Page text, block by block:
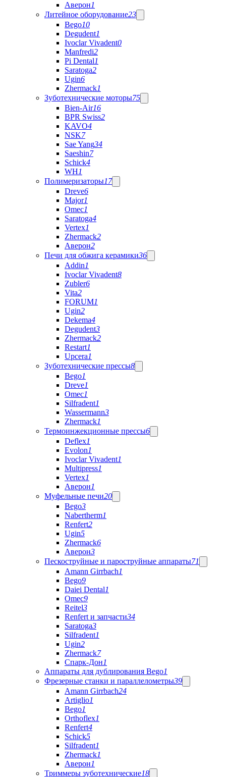
Аверон1
Литейное оборудование23
Bego10
Degudent1
Ivoclar Vivadent0
Manfredi2
Pi Dental1
Saratoga2
Ugin6
Zhermack1
Зуботехнические моторы75
Bien-Air16
BPR Swiss2
KAVO4
NSK7
Sae Yang34
Saeshin7
Schick4
WH1
Полимеризаторы17
Dreve6
Major1
Omec1
Saratoga4
Vertex1
Zhermack2
Аверон2
Печи для обжига керамики36
Addin1
Ivoclar Vivadent8
Zubler6
Vita2
FORUM1
Ugin2
Dekema4
Degudent3
Zhermack2
Restart1
Upcera1
Зуботехнические прессы8
Bego1
Dreve1
Omec1
Silfradent1
Wassermann3
Zhermack1
Термоинжекционные прессы6
Deflex1
Evolon1
Ivoclar Vivadent1
Multipress1
Vertex1
Аверон1
Муфельные печи20
Bego3
Nabertherm1
Renfert2
Ugin5
Zhermack6
Аверон3
Пескоструйные и пароструйные аппараты71
Amann Girrbach1
Bego9
Daiei Dental1
Omec9
Reitel3
Renfert и запчасти34
Saratoga3
Silfradent1
Ugin2
Zhermack7
Спарк-Дон1
Аппараты для дублирования Bego1
Фрезерные станки и параллелометры39
Amann Girrbach24
Artiglio1
Bego1
Orthoflex1
Renfert4
Schick5
Silfradent1
Zhermack1
Аверон1
Триммеры зуботехнические18